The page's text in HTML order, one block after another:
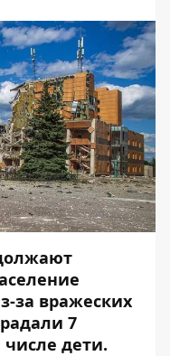
за вражеских
7
дети.